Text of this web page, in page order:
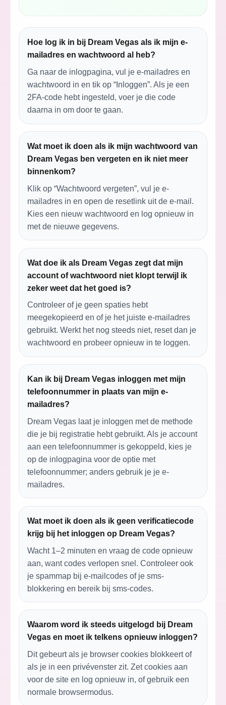
Hoe log ik in bij Dream Vegas als ik mijn e-
mailadres en wachtwoord al heb?
Ga naar de inlogpagina, vul je e-mailadres en
wachtwoord in en tik op “Inloggen”. Als je een
2FA-code hebt ingesteld, voer je die code
daarna in om door te gaan.
Wat moet ik doen als ik mijn wachtwoord van
Dream Vegas ben vergeten en ik niet meer
binnenkom?
Klik op “Wachtwoord vergeten”, vul je e-
mailadres in en open de resetlink uit de e-mail.
Kies een nieuw wachtwoord en log opnieuw in
met de nieuwe gegevens.
Wat doe ik als Dream Vegas zegt dat mijn
account of wachtwoord niet klopt terwijl ik
zeker weet dat het goed is?
Controleer of je geen spaties hebt
meegekopieerd en of je het juiste e-mailadres
gebruikt. Werkt het nog steeds niet, reset dan je
wachtwoord en probeer opnieuw in te loggen.
Kan ik bij Dream Vegas inloggen met mijn
telefoonnummer in plaats van mijn e-
mailadres?
Dream Vegas laat je inloggen met de methode
die je bij registratie hebt gebruikt. Als je account
aan een telefoonnummer is gekoppeld, kies je
op de inlogpagina voor de optie met
telefoonnummer; anders gebruik je je e-
mailadres.
Wat moet ik doen als ik geen verificatiecode
krijg bij het inloggen op Dream Vegas?
Wacht 1–2 minuten en vraag de code opnieuw
aan, want codes verlopen snel. Controleer ook
je spammap bij e-mailcodes of je sms-
blokkering en bereik bij sms-codes.
Waarom word ik steeds uitgelogd bij Dream
Vegas en moet ik telkens opnieuw inloggen?
Dit gebeurt als je browser cookies blokkeert of
als je in een privévenster zit. Zet cookies aan
voor de site en log opnieuw in, of gebruik een
normale browsermodus.